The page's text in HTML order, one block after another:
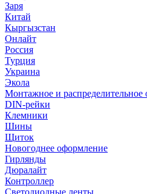
Заря
Китай
Кыргызстан
Онлайт
Россия
Турция
Украина
Экола
Монтажное и распределительное
DIN-рейки
Клемники
Шины
Щиток
Новогоднее оформление
Гирлянды
Дюралайт
Контроллер
Светодиодные ленты